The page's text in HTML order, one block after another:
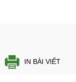
IN BÀI VIẾT